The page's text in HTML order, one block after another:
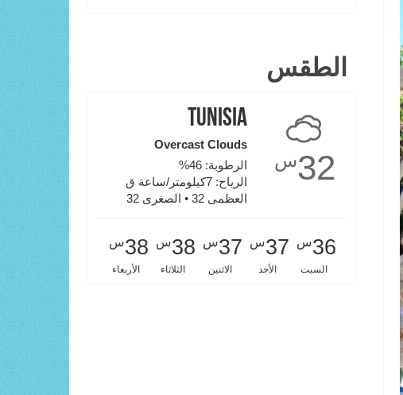
الطقس
32س
Tunisia
Overcast Clouds
الرطوبة: 46%
الرياح: 7كيلومتر/ساعة ق
العظمى 32 • الصغرى 32
36س
السبت
37س
الأحد
37س
الاثنين
38س
الثلاثاء
38س
الأربعاء